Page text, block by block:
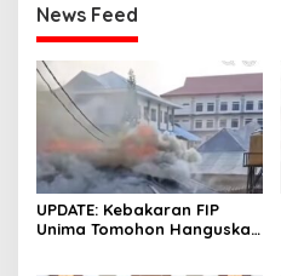
News Feed
UPDATE: Kebakaran FIP
Unima Tomohon Hanguskan